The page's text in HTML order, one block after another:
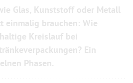
Glas, Kunststoff oder Metall
einmalig brauchen: Wie
Kreislauf bei
Ein
Phasen.